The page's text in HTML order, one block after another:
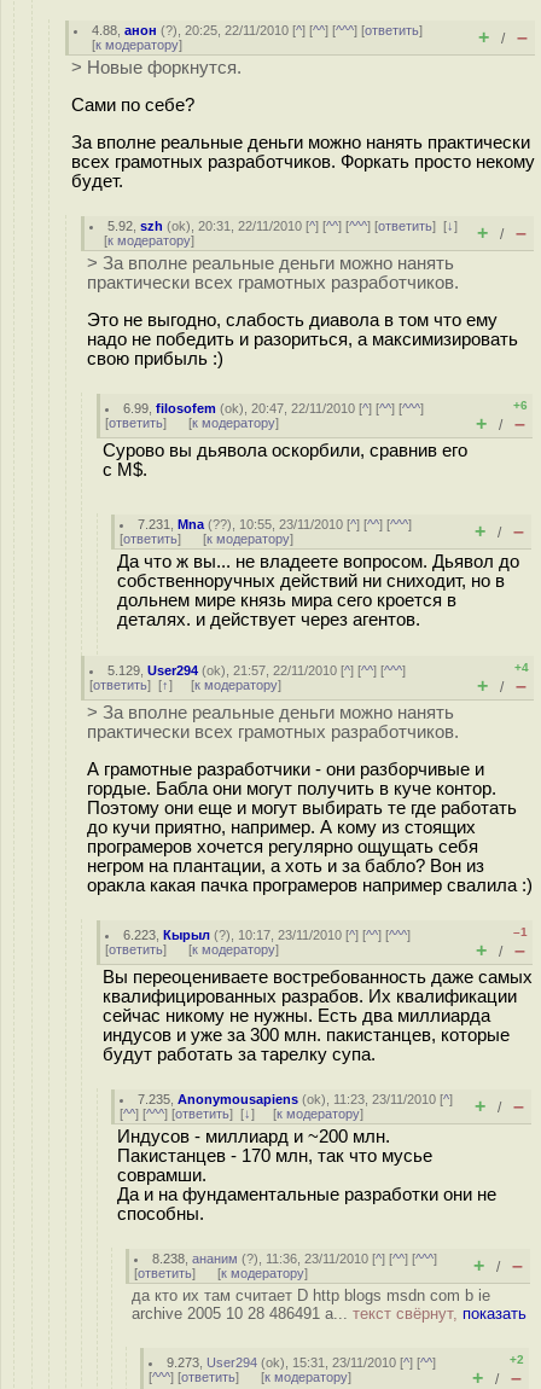
4.88 ,анон (?), 20:25, 22/11/2010 [^] [^^] [^^^] [ответить]
[к модератору] + / –
> Новые форкнутся.
Сами по себе?
За вполне реальные деньги можно нанять практически
всех грамотных разработчиков. Форкать просто некому
будет.
5.92 ,szh (ok), 20:31, 22/11/2010 [^] [^^] [^^^] [ответить][↓]
[к модератору] + / –
> За вполне реальные деньги можно нанять
практически всех грамотных разработчиков.
Это не выгодно, слабость диавола в том что ему
надо не победить и разориться, а максимизировать
свою прибыль :)
6.99 ,filosofem (ok), 20:47, 22/11/2010 [^] [^^] [^^^]
[ответить] [к модератору]
+6
+ / –
Сурово вы дьявола оскорбили, сравнив его
с M$.
7.231 ,Mna (??), 10:55, 23/11/2010 [^] [^^] [^^^]
[ответить] [к модератору] + / –
Да что ж вы... не владеете вопросом. Дьявол до
собственноручных действий ни сниходит, но в
дольнем мире князь мира сего кроется в
деталях. и действует через агентов.
5.129 ,User294 (ok), 21:57, 22/11/2010 [^] [^^] [^^^]
[ответить] [↑] [к модератору]
+4
+ / –
> За вполне реальные деньги можно нанять
практически всех грамотных разработчиков.
А грамотные разработчики - они разборчивые и
гордые. Бабла они могут получить в куче контор.
Поэтому они еще и могут выбирать те где работать
до кучи приятно, например. А кому из стоящих
програмеров хочется регулярно ощущать себя
негром на плантации, а хоть и за бабло? Вон из
оракла какая пачка програмеров например свалила :)
6.223 ,Кырыл (?), 10:17, 23/11/2010 [^] [^^] [^^^]
[ответить] [к модератору]
–1
+ / –
Вы переоцениваете востребованность даже самых
квалифицированных разрабов. Их квалификации
сейчас никому не нужны. Есть два миллиарда
индусов и уже за 300 млн. пакистанцев, которые
будут работать за тарелку супа.
7.235 ,Anonymousapiens (ok), 11:23, 23/11/2010 [^]
[^^] [^^^] [ответить] [↓] [к модератору] + / –
Индусов - миллиард и ~200 млн.
Пакистанцев - 170 млн, так что мусье
соврамши.
Да и на фундаментальные разработки они не
способны.
8.238 ,ананим (?), 11:36, 23/11/2010 [^] [^^] [^^^]
[ответить] [к модератору] + / –
да кто их там считает D http blogs msdn com b ie
archive 2005 10 28 486491 a... текст свёрнут, показать
9.273 User294 (ok), 15:31, 23/11/2010 [^] [^^]
[^^^] [ответить] [к модератору]
+2
+ / –